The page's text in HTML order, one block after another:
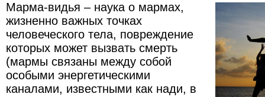
Марма-видья – наука о мармах,
жизненно важных точках
человеческого тела, повреждение
которых может вызвать смерть
(мармы связаны между собой
особыми энергетическими
каналами, известными как нади, в